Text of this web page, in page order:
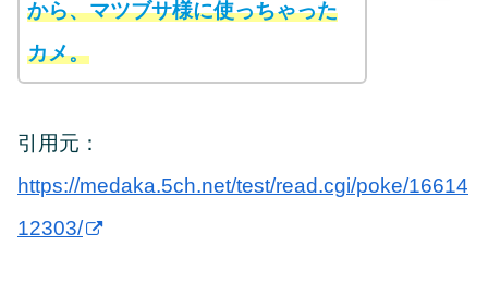
から、マツブサ様に使っちゃった
カメ。
引用元：
https://medaka.5ch.net/test/read.cgi/poke/16614
12303/